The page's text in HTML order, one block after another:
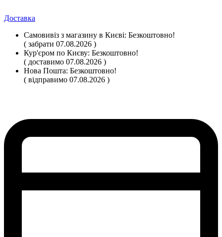
Доставка
Самовивіз з магазину в Києві: Безкоштовно!
( забрати 07.08.2026 )
Кур'єром по Києву: Безкоштовно!
( доставимо 07.08.2026 )
Нова Пошта: Безкоштовно!
( відправимо 07.08.2026 )